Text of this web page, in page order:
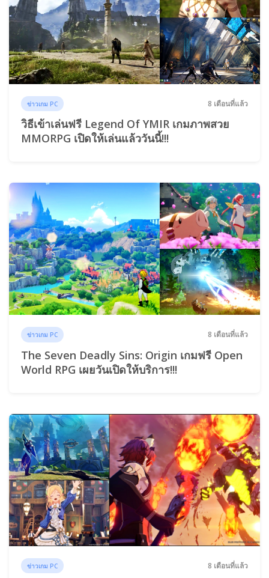
ข่าวเกม PC 8 เดือนที่แล้ว
วิธีเข้าเล่นฟรี Legend Of YMIR เกมภาพสวย
MMORPG เปิดให้เล่นแล้ววันนี้!!!
ข่าวเกม PC 8 เดือนที่แล้ว
The Seven Deadly Sins: Origin เกมฟรี Open
World RPG เผยวันเปิดให้บริการ!!!
ข่าวเกม PC 8 เดือนที่แล้ว